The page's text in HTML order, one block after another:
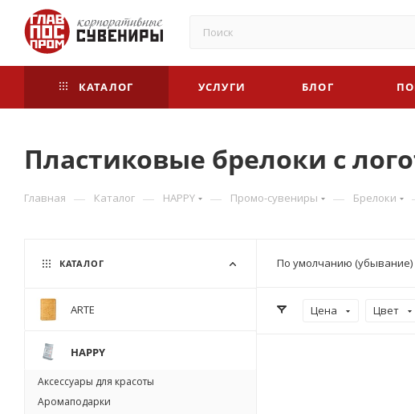
КАТАЛОГ УСЛУГИ БЛОГ
Пластиковые брелоки с
Главная — Каталог — HAPPY — Промо-сувениры — Брелоки
По умолчанию (убывание)
Цена Цвет
КАТАЛОГ
ARTE
HAPPY
Аксессуары для красоты
Аромаподарки